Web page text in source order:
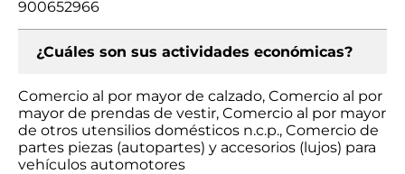
900652966
¿Cuáles son sus actividades económicas?
Comercio al por mayor de calzado, Comercio al por
mayor de prendas de vestir, Comercio al por mayor
de otros utensilios domésticos n.c.p., Comercio de
partes piezas (autopartes) y accesorios (lujos) para
vehículos automotores